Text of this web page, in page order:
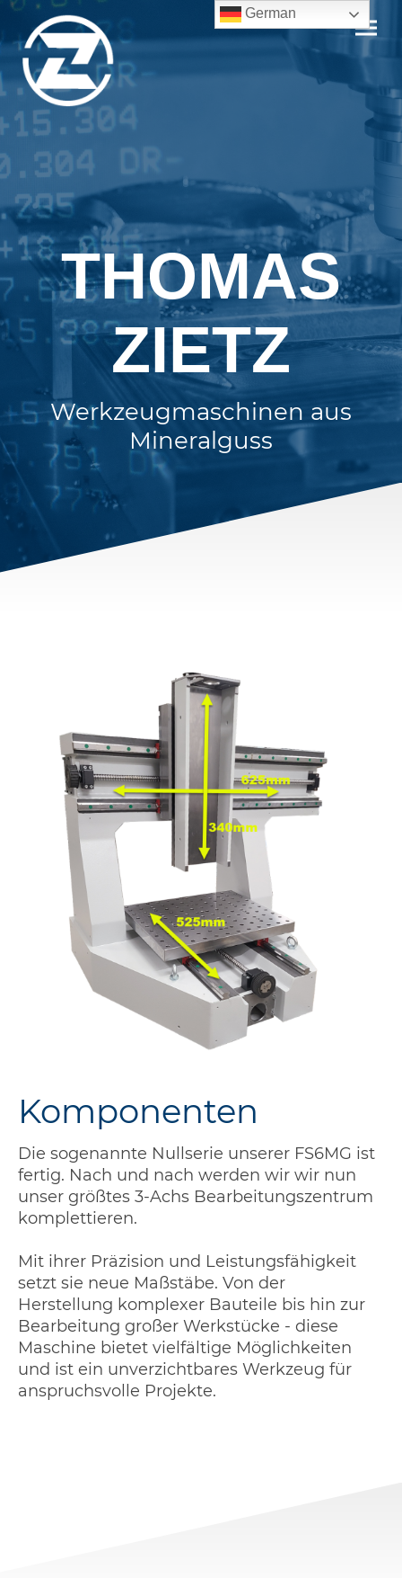
THOMAS
ZIETZ
Werkzeugmaschinen aus
Mineralguss
Komponenten
Die sogenannte Nullserie unserer FS6MG ist
fertig. Nach und nach werden wir wir nun
unser größtes 3-Achs Bearbeitungszentrum
komplettieren.
Mit ihrer Präzision und Leistungsfähigkeit
setzt sie neue Maßstäbe. Von der
Herstellung komplexer Bauteile bis hin zur
Bearbeitung großer Werkstücke - diese
Maschine bietet vielfältige Möglichkeiten
und ist ein unverzichtbares Werkzeug für
anspruchsvolle Projekte.
German